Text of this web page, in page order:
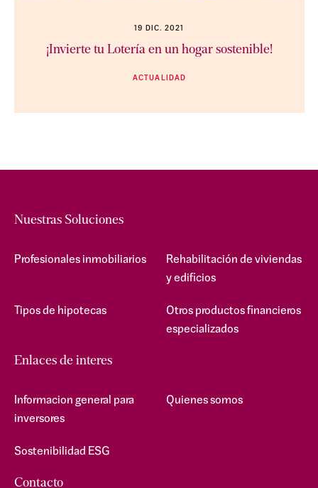
19 DIC. 2021
¡Invierte tu Lotería en un hogar sostenible!
ACTUALIDAD
Nuestras Soluciones
Profesionales inmobiliarios
Rehabilitación de viviendas
y edificios
Tipos de hipotecas
Otros productos financieros
especializados
Enlaces de interes
Informacion general para
inversores
Quienes somos
Sostenibilidad ESG
Contacto